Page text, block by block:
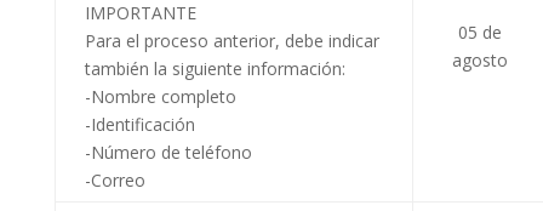
IMPORTANTE
Para el proceso anterior, debe indicar
también la siguiente información:
-Nombre completo
-Identificación
-Número de teléfono
-Correo
05 de
agosto